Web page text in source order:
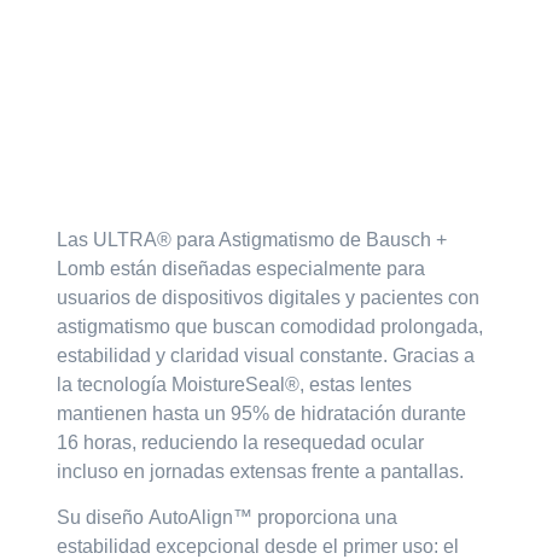
Las ULTRA® para Astigmatismo de Bausch +
Lomb están diseñadas especialmente para
usuarios de dispositivos digitales y pacientes con
astigmatismo que buscancomodidad prolongada,
estabilidad y claridad visual constante. Gracias a
la tecnología MoistureSeal®, estas lentes
mantienen hasta un 95% de hidratación durante
16 horas, reduciendo la resequedad ocular
incluso en jornadas extensas frente a pantallas.
Su diseñoAutoAlign™ proporciona una
estabilidad excepcional desde el primer uso:el